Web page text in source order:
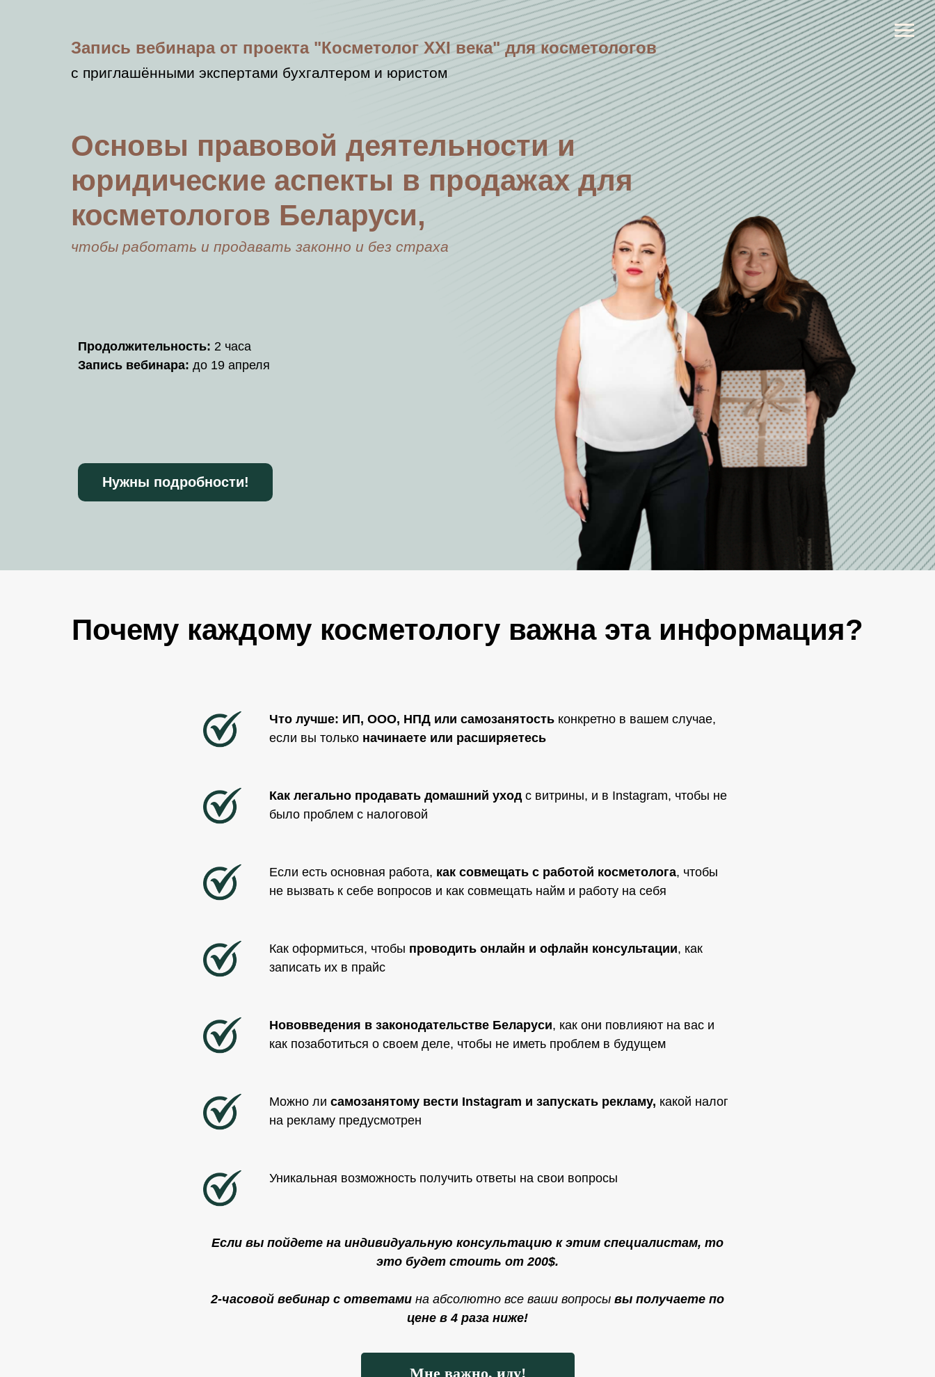
Запись вебинара от проекта "Косметолог XXI века" для косметологов
Продолжительность: 2 часа
Запись вебинара: до 19 апреля
Основы правовой деятельности и
юридические аспекты в продажах для
косметологов Беларуси,
Нужны подробности!
с приглашёнными экспертами бухгалтером и юристом
чтобы работать и продавать законно и без страха
Почему каждому косметологу важна эта информация?
Что лучше: ИП, ООО, НПД или самозанятость конкретно в вашем случае,
если вы только начинаете или расширяетесь
Как легально продавать домашний уходс витрины, и в Instagram, чтобы не
было проблем с налоговой
Если есть основная работа, как совмещать с работой косметолога, чтобы
не вызвать к себе вопросов и как совмещать найм и работу на себя
Как оформиться, чтобы проводить онлайн и офлайн консультации, как
записать их в прайс
Нововведения в законодательстве Беларуси, как они повлияют на вас и
как позаботиться о своем деле, чтобы не иметь проблем в будущем
Можно ли самозанятому вести Instagram и запускать рекламу, какой налог
на рекламу предусмотрен
Уникальная возможность получить ответы на свои вопросы
Если вы пойдете на индивидуальную консультацию к этим специалистам, то
это будет стоить от 200$.
2-часовой вебинар с ответами на абсолютно все ваши вопросы вы получаете по
цене в 4 раза ниже!
Мне важно, иду!